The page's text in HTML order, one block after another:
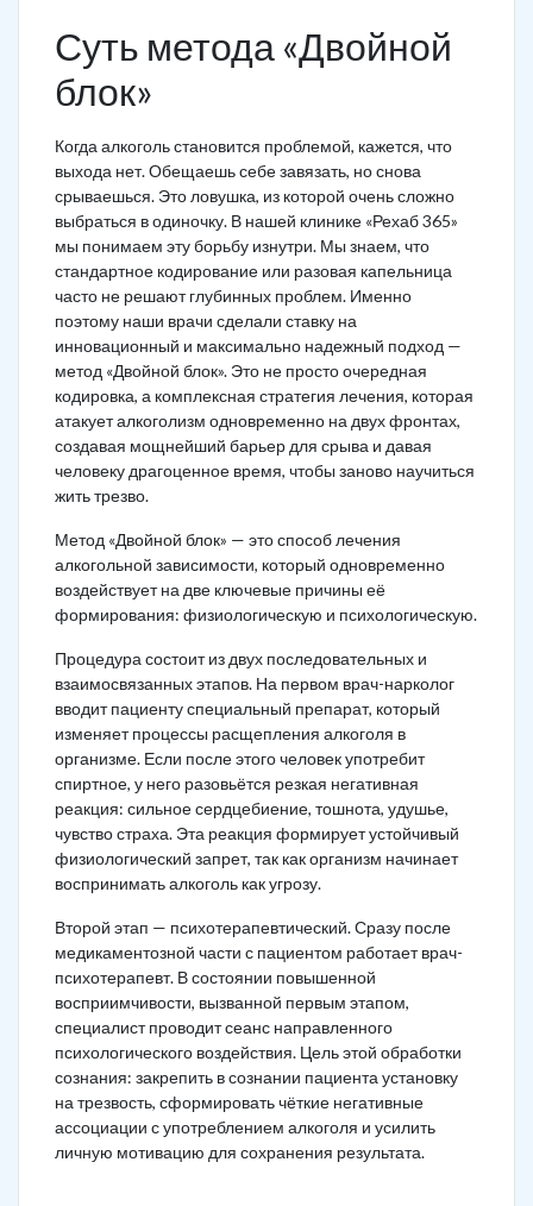
Суть метода «Двойной
блок»
Когда алкоголь становится проблемой, кажется, что
выхода нет. Обещаешь себе завязать, но снова
срываешься. Это ловушка, из которой очень сложно
выбраться в одиночку. В нашей клинике «Рехаб 365»
мы понимаем эту борьбу изнутри. Мы знаем, что
стандартное кодирование или разовая капельница
часто не решают глубинных проблем. Именно
поэтому наши врачи сделали ставку на
инновационный и максимально надежный подход —
метод «Двойной блок». Это не просто очередная
кодировка, а комплексная стратегия лечения, которая
атакует алкоголизм одновременно на двух фронтах,
создавая мощнейший барьер для срыва и давая
человеку драгоценное время, чтобы заново научиться
жить трезво.
Метод «Двойной блок» — это способ лечения
алкогольной зависимости, который одновременно
воздействует на две ключевые причины её
формирования: физиологическую и психологическую.
Процедура состоит из двух последовательных и
взаимосвязанных этапов. На первом врач-нарколог
вводит пациенту специальный препарат, который
изменяет процессы расщепления алкоголя в
организме. Если после этого человек употребит
спиртное, у него разовьётся резкая негативная
реакция: сильное сердцебиение, тошнота, удушье,
чувство страха. Эта реакция формирует устойчивый
физиологический запрет, так как организм начинает
воспринимать алкоголь как угрозу.
Второй этап — психотерапевтический. Сразу после
медикаментозной части с пациентом работает врач-
психотерапевт. В состоянии повышенной
восприимчивости, вызванной первым этапом,
специалист проводит сеанс направленного
психологического воздействия. Цель этой обработки
сознания: закрепить в сознании пациента установку
на трезвость, сформировать чёткие негативные
ассоциации с употреблением алкоголя и усилить
личную мотивацию для сохранения результата.